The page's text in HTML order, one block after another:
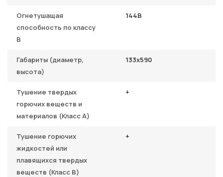
Огнетушащая
способность по классу
B
144В
Габариты (диаметр,
высота)
133х590
Тушение твердых
горючих веществ и
материалов (Класс A)
+
Тушение горючих
жидкостей или
плавящихся твердых
веществ (Класс B)
+